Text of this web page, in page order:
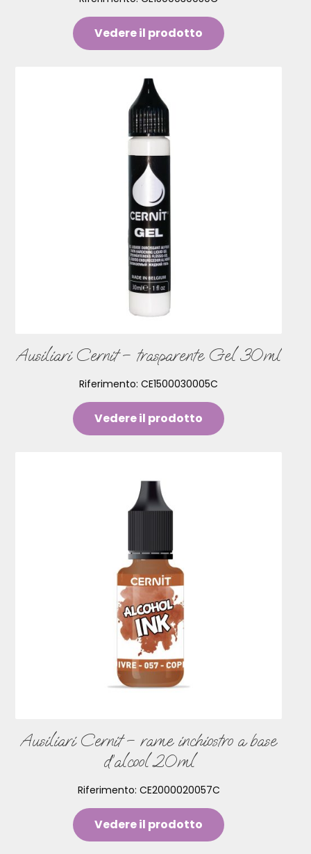
Vedere il prodotto
Ausiliari Cernit – trasparente Gel 30ml
Riferimento: CE1500030005C
Vedere il prodotto
Ausiliari Cernit – rame inchiostro a base
d’alcool 20ml
Riferimento: CE2000020057C
Vedere il prodotto